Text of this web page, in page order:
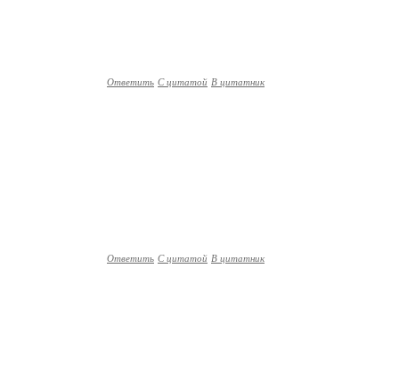
Ответить С цитатой В цитатник
Ответить С цитатой В цитатник